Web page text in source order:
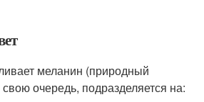
меланин (природный
очередь, подразделяется на: